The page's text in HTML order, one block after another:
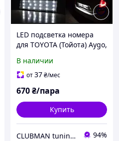
LED подсветка номера
для TOYOTA (Тойота) Aygo,
RAV4, Yaris
В наличии
от37₴/мес
670₴/пара
Купить
CLUBMAN tuning and auto accessories 94%